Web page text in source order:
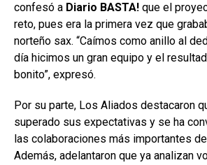
confesó a Diario BASTA! que el
reto, pues era la primera vez que
norteño sax. “Caímos como anillo al
día hicimos un gran equipo y el
bonito”, expresó.
Por su parte, Los Aliados destacaron
superado sus expectativas y se ha
las colaboraciones más importantes
Además, adelantaron que ya analizan